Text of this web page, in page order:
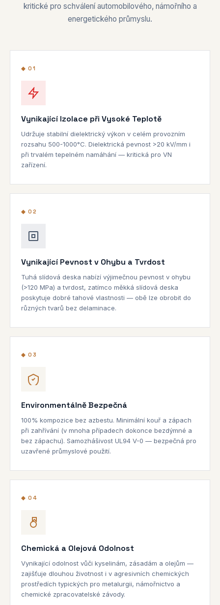
kritické pro schválení automobilového, námořního a
energetického průmyslu.
◆ 01
Vynikající Izolace při Vysoké Teplotě
Udržuje stabilní dielektrický výkon v celém provozním
rozsahu 500-1000°C. Dielektrická pevnost >20 kV/mm i
při trvalém tepelném namáhání — kritická pro VN
zařízení.
◆ 02
Vynikající Pevnost v Ohybu a Tvrdost
Tuhá slídová deska nabízí výjimečnou pevnost v ohybu
(>120 MPa) a tvrdost, zatímco měkká slídová deska
poskytuje dobré tahové vlastnosti — obě lze obrobit do
různých tvarů bez delaminace.
◆ 03
Environmentálně Bezpečná
100% kompozice bez azbestu. Minimální kouř a zápach
při zahřívání (v mnoha případech dokonce bezdýmné a
bez zápachu). Samozhášivost UL94 V-0 — bezpečná pro
uzavřené průmyslové použití.
◆ 04
Chemická a Olejová Odolnost
Vynikající odolnost vůči kyselinám, zásadám a olejům —
zajišťuje dlouhou životnost i v agresivních chemických
prostředích typických pro metalurgii, námořnictvo a
chemické zpracovatelské závody.